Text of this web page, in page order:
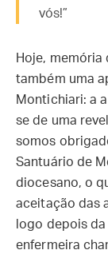
vós!”
Hoje, memória
também uma
Montichiari: a
se de uma
somos
Santuário de
diocesano, o
aceitação das
logo depois da
enfermeira